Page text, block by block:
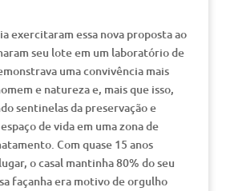
exercitaram essa nova proposta ao
seu lote em um laboratório de
uma convivência mais
e natureza e, mais que isso,
sentinelas da preservação e
de vida em uma zona de
Com quase 15 anos
o casal mantinha 80% do seu
façanha era motivo de orgulho